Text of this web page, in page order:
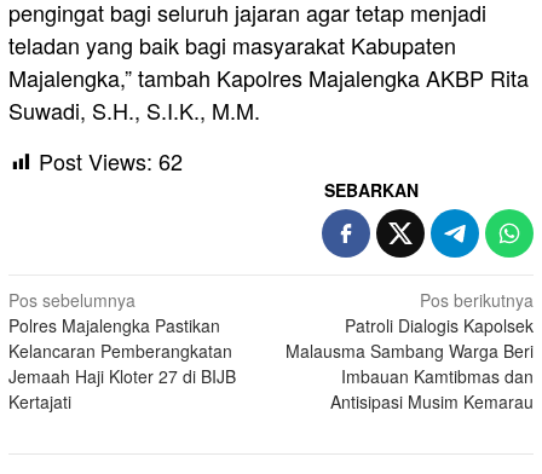
pengingat bagi seluruh jajaran agar tetap menjadi
teladan yang baik bagi masyarakat Kabupaten
Majalengka,” tambah Kapolres Majalengka AKBP Rita
Suwadi, S.H., S.I.K., M.M.
Post Views: 62
SEBARKAN
Navigasi
pos
Pos sebelumnya
Polres Majalengka Pastikan
Kelancaran Pemberangkatan
Jemaah Haji Kloter 27 di BIJB
Kertajati
Pos berikutnya
Patroli Dialogis Kapolsek
Malausma Sambang Warga Beri
Imbauan Kamtibmas dan
Antisipasi Musim Kemarau